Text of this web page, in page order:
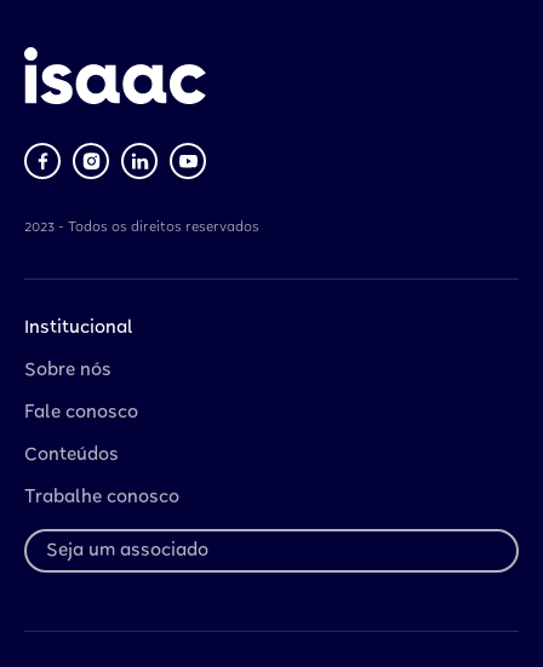
2023 - Todos os direitos reservados
Institucional
Sobre nós
Fale conosco
Conteúdos
Trabalhe conosco
Seja um associado